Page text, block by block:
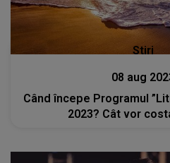
Stiri
08 aug
Când începe Programul
2023? Cât vor